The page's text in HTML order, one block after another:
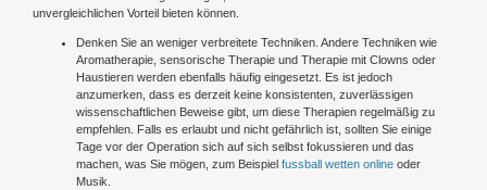
unvergleichlichen Vorteil bieten können.
Denken Sie an weniger verbreitete Techniken. Andere Techniken wie
Aromatherapie, sensorische Therapie und Therapie mit Clowns oder
Haustieren werden ebenfalls häufig eingesetzt. Es ist jedoch
anzumerken, dass es derzeit keine konsistenten, zuverlässigen
wissenschaftlichen Beweise gibt, um diese Therapien regelmäßig zu
empfehlen. Falls es erlaubt und nicht gefährlich ist, sollten Sie einige
Tage vor der Operation sich auf sich selbst fokussieren und das
machen, was Sie mögen, zum Beispiel fussball wetten online oder
Musik.